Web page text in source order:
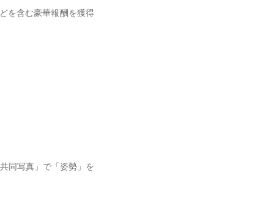
を含む豪華報酬を獲得
同写真」で「姿勢」を